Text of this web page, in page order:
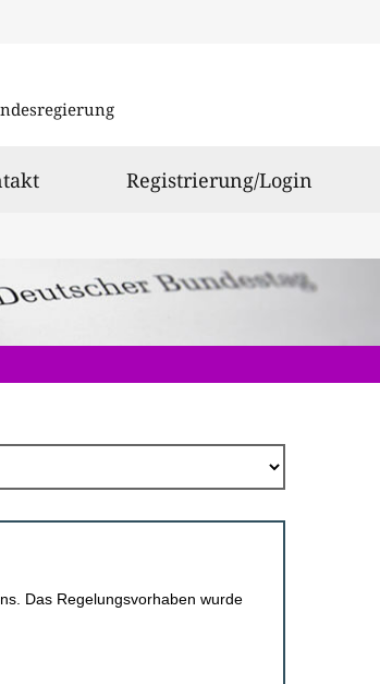
Registrierung/Login
Das Regelungsvorhaben wurde